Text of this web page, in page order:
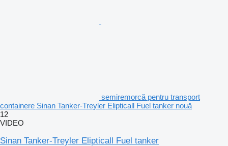
semiremorcă pentru transport
containere Sinan Tanker-Treyler Elipticall Fuel tanker nouă
12
VIDEO
Sinan Tanker-Treyler Elipticall Fuel tanker